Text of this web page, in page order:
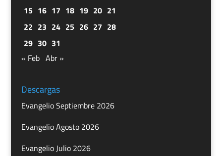
15 16 17 18 19 20 21
22 23 24 25 26 27 28
29 30 31
« Feb Abr »
Descargas
Evangelio Septiembre 2026
Evangelio Agosto 2026
Evangelio Julio 2026